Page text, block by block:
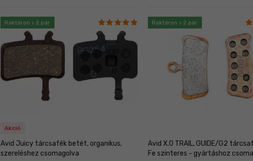
Raktáron > 2 pár
Akció
Avid Juicy tárcsafék betét, organikus,
szereléshez csomagolva
Raktáron > 2 pár
Avid X.0 TRAIL, GUIDE/G2
Fe szinteres - gyártáshoz